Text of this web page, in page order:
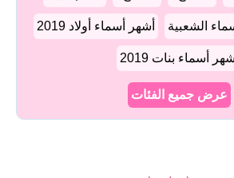
الشعبية أشهر أسماء أولاد 2019
أشهر أسماء بنات 2019
عرض جميع الفئات